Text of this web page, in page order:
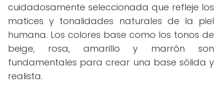
cuidadosamente seleccionada que refleje los
matices y tonalidades naturales de la piel
humana. Los colores base como los tonos de
beige, rosa, amarillo y marrón son
fundamentales para crear una base sólida y
realista.